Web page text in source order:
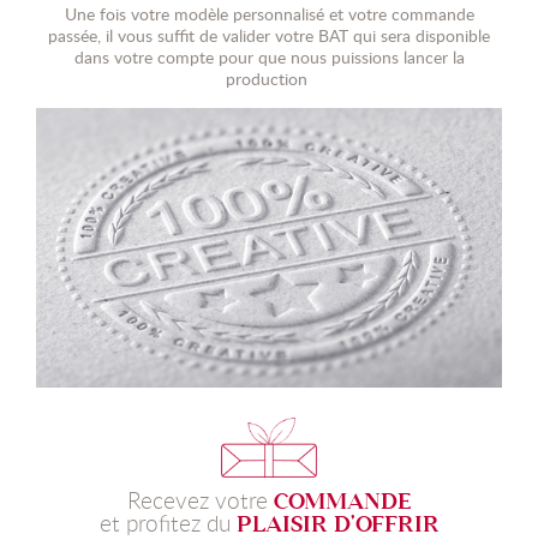
Une fois votre modèle personnalisé et votre commande
passée, il vous suffit de valider votre BAT qui sera disponible
dans votre compte pour que nous puissions lancer la
production
Recevez votre COMMANDE
et profitez du PLAISIR D'OFFRIR